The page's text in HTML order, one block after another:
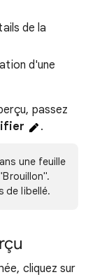
de la
d'une
passez
.
une feuille
de libellé.
cliquez sur